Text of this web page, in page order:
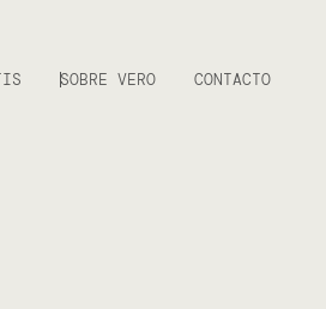
SOBRE VERO CONTACTO